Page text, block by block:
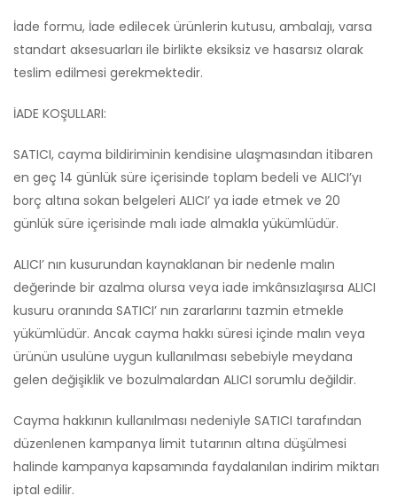
İade formu, İade edilecek ürünlerin kutusu, ambalajı, varsa
standart aksesuarları ile birlikte eksiksiz ve hasarsız olarak
teslim edilmesi gerekmektedir.
İADE KOŞULLARI:
SATICI, cayma bildiriminin kendisine ulaşmasından itibaren
en geç 14 günlük süre içerisinde toplam bedeli ve ALICI’yı
borç altına sokan belgeleri ALICI’ ya iade etmek ve 20
günlük süre içerisinde malı iade almakla yükümlüdür.
ALICI’ nın kusurundan kaynaklanan bir nedenle malın
değerinde bir azalma olursa veya iade imkânsızlaşırsa ALICI
kusuru oranında SATICI’ nın zararlarını tazmin etmekle
yükümlüdür. Ancak cayma hakkı süresi içinde malın veya
ürünün usulüne uygun kullanılması sebebiyle meydana
gelen değişiklik ve bozulmalardan ALICI sorumlu değildir.
Cayma hakkının kullanılması nedeniyle SATICI tarafından
düzenlenen kampanya limit tutarının altına düşülmesi
halinde kampanya kapsamında faydalanılan indirim miktarı
iptal edilir.